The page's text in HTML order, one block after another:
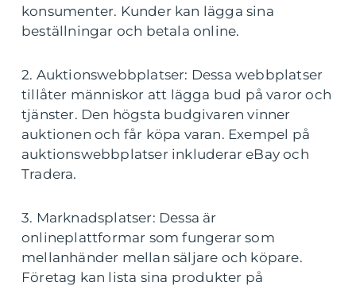
konsumenter. Kunder kan lägga sina
beställningar och betala online.
2. Auktionswebbplatser: Dessa webbplatser
tillåter människor att lägga bud på varor och
tjänster. Den högsta budgivaren vinner
auktionen och får köpa varan. Exempel på
auktionswebbplatser inkluderar eBay och
Tradera.
3. Marknadsplatser: Dessa är
onlineplattformar som fungerar som
mellanhänder mellan säljare och köpare.
Företag kan lista sina produkter på